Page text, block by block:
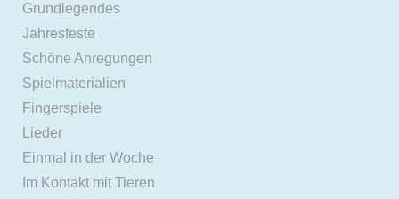
Grundlegendes
Jahresfeste
Schöne Anregungen
Spielmaterialien
Fingerspiele
Lieder
Einmal in der Woche
Im Kontakt mit Tieren